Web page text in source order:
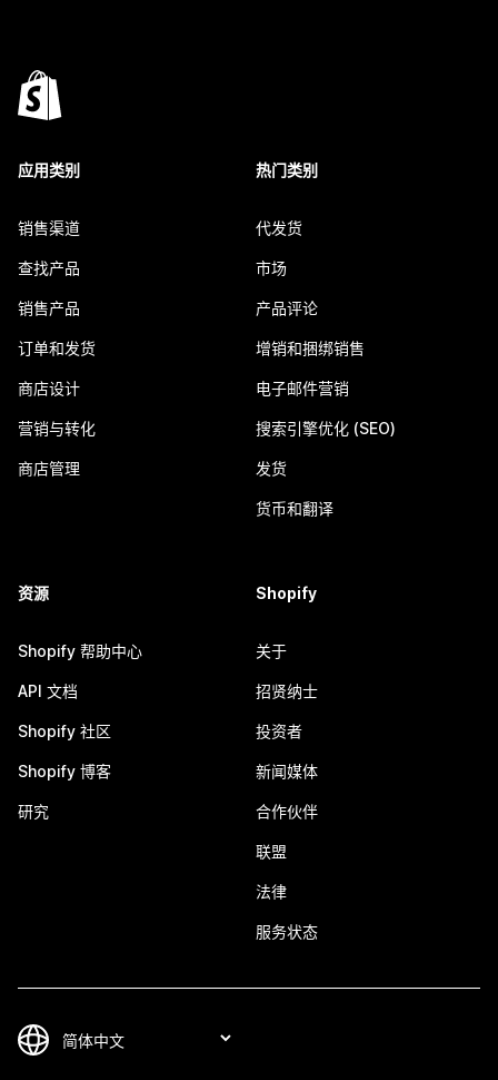
应用类别
销售渠道
查找产品
销售产品
订单和发货
商店设计
营销与转化
商店管理
热门类别
代发货
市场
产品评论
增销和捆绑销售
电子邮件营销
搜索引擎优化 (SEO)
发货
货币和翻译
资源
Shopify 帮助中心
API 文档
Shopify 社区
Shopify 博客
研究
Shopify
关于
招贤纳士
投资者
新闻媒体
合作伙伴
联盟
法律
服务状态